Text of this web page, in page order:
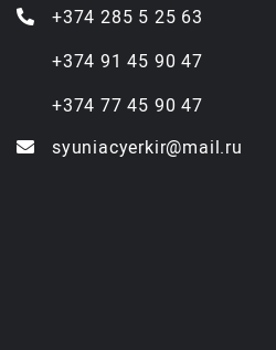
+374 285 5 25 63
+374 91 45 90 47
+374 77 45 90 47
syuniacyerkir@mail.ru